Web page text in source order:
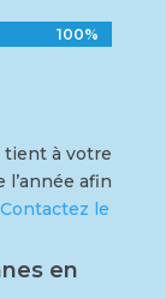
100%
100%
tient à votre
afin
Contactez le
en